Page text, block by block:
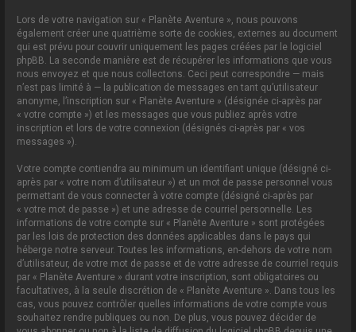
Lors de votre navigation sur « Planète Aventure », nous pouvons
également créer une quatrième sorte de cookies, externes au document
qui est prévu pour couvrir uniquement les pages créées par le logiciel
phpBB. La seconde manière est de récupérer les informations que vous
nous envoyez et que nous collectons. Ceci peut correspondre — mais
n’est pas limité à — la publication de messages en tant qu’utilisateur
anonyme, l’inscription sur « Planète Aventure » (désignée ci-après par
« votre compte ») et les messages que vous publiez après votre
inscription et lors de votre connexion (désignés ci-après par « vos
messages »).
Votre compte contiendra au minimum un identifiant unique (désigné ci-
après par « votre nom d’utilisateur ») et un mot de passe personnel vous
permettant de vous connecter à votre compte (désigné ci-après par
« votre mot de passe ») et une adresse de courriel personnelle. Les
informations de votre compte sur « Planète Aventure » sont protégées
par les lois de protection des données applicables dans le pays qui
héberge notre serveur. Toutes les informations, en-dehors de votre nom
d’utilisateur, de votre mot de passe et de votre adresse de courriel requis
par « Planète Aventure » durant votre inscription, sont obligatoires ou
facultatives, à la seule discrétion de « Planète Aventure ». Dans tous les
cas, vous pouvez contrôler quelles informations de votre compte vous
souhaitez rendre publiques ou non. De plus, vous pouvez décider de